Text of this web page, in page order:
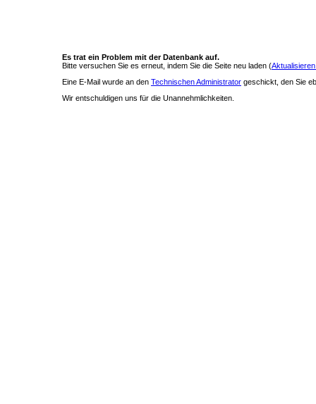
Es trat ein Problem mit der Datenbank auf.
Bitte versuchen Sie es erneut, indem Sie die Seite neu laden (
Eine E-Mail wurde an den Technischen Administrator geschickt, den Sie
Wir entschuldigen uns für die Unannehmlichkeiten.